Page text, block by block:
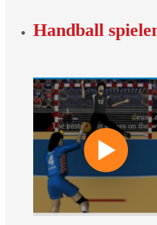
Handball